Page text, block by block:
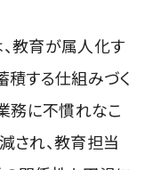
教育が属人化す
積する仕組みづく
務に不慣れなこ
され、教育担当